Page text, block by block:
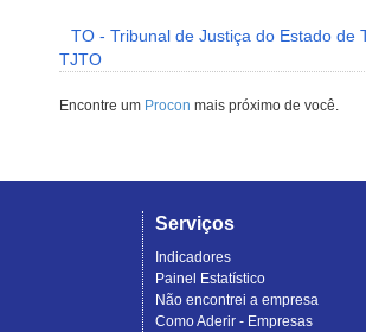
TO - Tribunal de Justiça do Estado de
TJTO
Encontre um Procon mais próximo de você.
Serviços
Indicadores
Painel Estatístico
Não encontrei a empresa
Como Aderir - Empresas